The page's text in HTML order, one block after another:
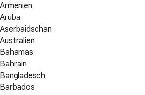
Armenien
Aruba
Aserbaidschan
Australien
Bahamas
Bahrain
Bangladesch
Barbados